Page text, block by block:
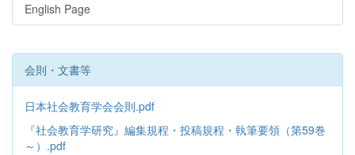
English Page
会則・文書等
日本社会教育学会会則.pdf
『社会教育学研究』編集規程・投稿規程・執筆要領（第59巻
～）.pdf